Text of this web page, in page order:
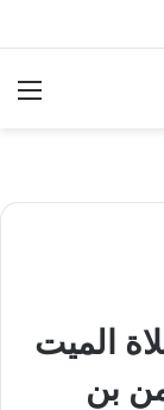
الميت
بن